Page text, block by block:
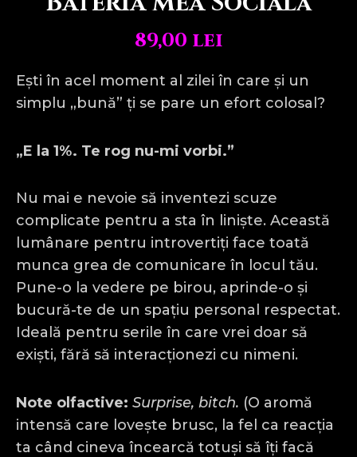
89,00 lei
Ești în acel moment al zilei în care și un
simplu „bună” ți se pare un efort colosal?
„E la 1%. Te rog nu-mi vorbi.”
Nu mai e nevoie să inventezi scuze
complicate pentru a sta în liniște. Această
lumânare pentru introvertiți face toată
munca grea de comunicare în locul tău.
Pune-o la vedere pe birou, aprinde-o și
bucură-te de un spațiu personal respectat.
Ideală pentru serile în care vrei doar să
exiști, fără să interacționezi cu nimeni.
Note olfactive: Surprise, bitch. (O aromă
intensă care lovește brusc, la fel ca reacția
ta când cineva încearcă totuși să îți facă